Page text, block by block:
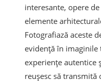
interesante, opere
elemente
Fotografiază aceste
evidență în imaginile
experiențe autentice
reușesc să transmită